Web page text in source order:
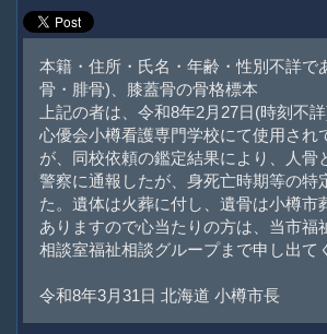
本籍・住所・氏名・年齢・性別不詳で
骨・腓骨)、膝蓋骨の骨格標本
上記の者は、令和8年2月27日(時刻不
心優会小樽看護専門学校にて使用され
が、同校依頼の鑑定結果により、人骨
警察に通報したが、身死亡時期等の特
た。遺体は火葬に付し、遺骨は小樽市
ありますので心当たりの方は、当市福
相談室福祉相談グループまで申し出て
令和8年3月31日 北海道 小樽市長